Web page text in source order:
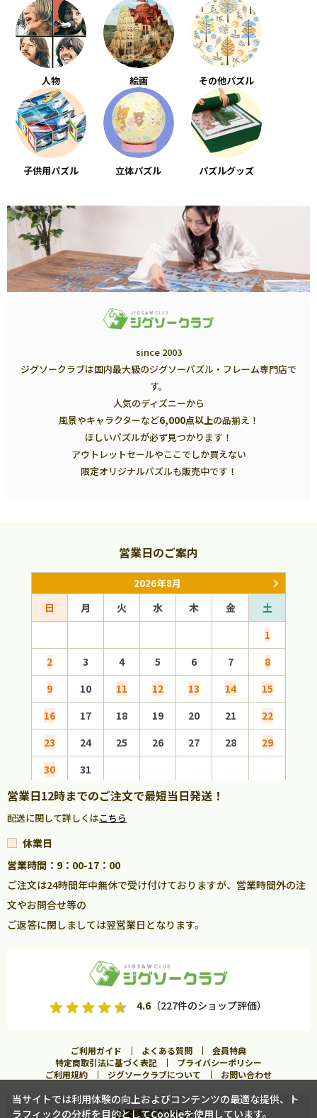
人物 絵画 その他パズル
子供用パズル 立体パズル パズルグッズ
since 2003
ジグソークラブは国内最大級のジグソーパズル・フレーム専門店で
す。
人気のディズニーから
風景やキャラクターなど6,000点以上の品揃え！
ほしいパズルが必ず見つかります！
アウトレットセールやここでしか買えない
限定オリジナルパズルも販売中です！
営業日のご案内
2026年8月
日 月 火 水 木 金
土
1
2
3 4 5 6 7
8
9
10 11 12 13 14
15
16
17 18 19 20 21
22
23
24 25 26 27 28
29
30
31
営業日12時までのご注文で最短当日発送！
配送に関して詳しくはこちら
休業日
営業時間：9：00-17：00
ご注文は24時間年中無休で受け付けておりますが、営業時間外の注
文やお問合せ等の
ご返答に関しましては翌営業日となります。
4.6（227件のショップ評価）
ご利用ガイド よくある質問
会員特典
特定商取引法に基づく表記
プライバシーポリシー
ご利用規約
ジグソークラブについて お問い合わせ
企業購買担当の方へ
当サイトでは利用体験の向上およびコンテンツの最適な提供、ト
ラフィックの分析を目的としてCookieを使用しています。